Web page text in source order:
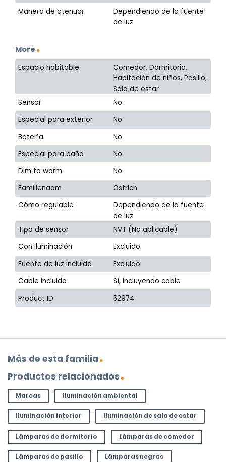
Manera de atenuar
Dependiendo de la fuente
de luz
More
Espacio habitable
Comedor, Dormitorio,
Habitación de niños, Pasillo,
Sala de estar
Sensor
No
Especial para exterior
No
Batería
No
Especial para baño
No
Dim to warm
No
Familienaam
Ostrich
Cómo regulable
Dependiendo de la fuente
de luz
Tipo de sensor
NVT (No aplicable)
Con iluminación
Excluido
Fuente de luz incluida
Excluido
Cable incluido
Sí, incluyendo cable
Product ID
52974
Más de esta familia
Productos relacionados
Marcas Iluminación ambiental
Iluminación interior Iluminación de sala de estar
Lámparas de dormitorio Lámparas de comedor
Lámparas de pasillo Lámparas negras